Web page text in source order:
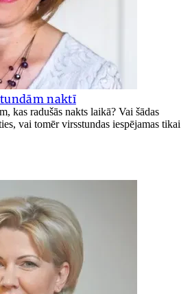
naktī
kas radušās nakts laikā? Vai šādas
vai tomēr virsstundas iespējamas tikai